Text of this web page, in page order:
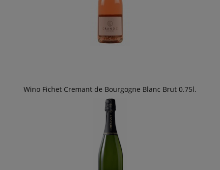
Wino Fichet Cremant de Bourgogne Blanc Brut 0.75l.